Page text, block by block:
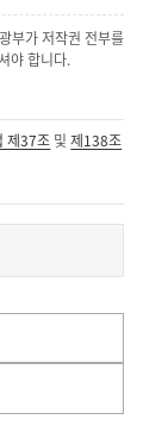
부가 저작권 전부를
야 합니다.
제37조 및제138조